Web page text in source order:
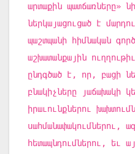
արտաքին պատճառները»
ներկայացուցած է
պաշտպանի հիմնական
աշխատանքային
ընդգծած է, որ, բացի
բնակիչները յաճախակի
իրաւունքներու
սահմանափակումներու,
հետապնդումներու, եւ